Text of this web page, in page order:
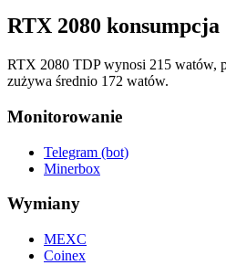
RTX 2080 konsumpcja
RTX 2080 TDP wynosi 215 watów,
zużywa średnio 172 watów.
Monitorowanie
Telegram (bot)
Minerbox
Wymiany
MEXC
Coinex